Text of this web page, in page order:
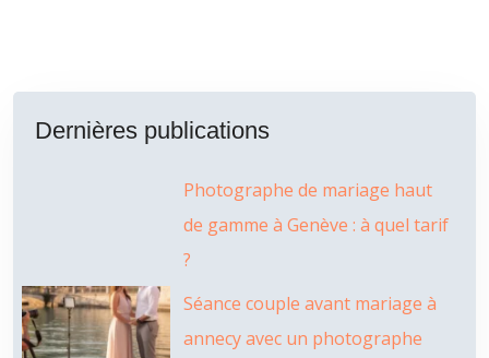
Dernières publications
Photographe de mariage haut
de gamme à Genève : à quel tarif
?
Séance couple avant mariage à
annecy avec un photographe